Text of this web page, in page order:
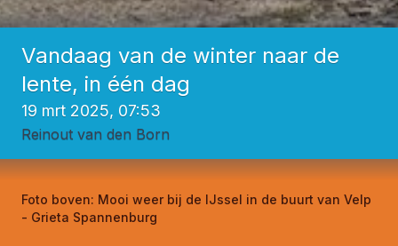
Vandaag van de winter naar de
lente, in één dag
19 mrt 2025, 07:53
Reinout van den Born
Foto boven: Mooi weer bij de IJssel in de buurt van Velp
- Grieta Spannenburg